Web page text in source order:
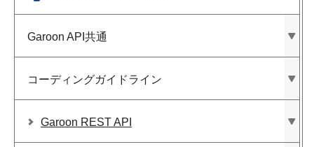
Garoon API共通
コーディングガイドライン
Garoon REST API